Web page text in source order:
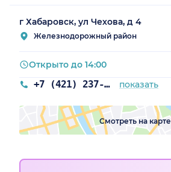
г Хабаровск, ул Чехова, д 4
Железнодорожный район
+7 (421) 237-71-41 показать
Открыто до 14:00
Смотреть на карте